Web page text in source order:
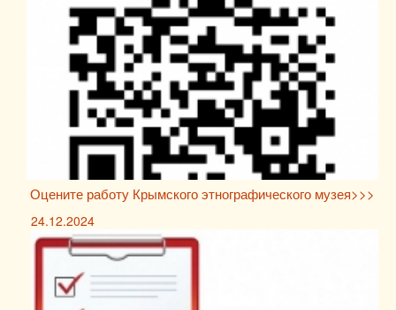
Оцените работу Крымского этнографического музея>>>
24.12.2024